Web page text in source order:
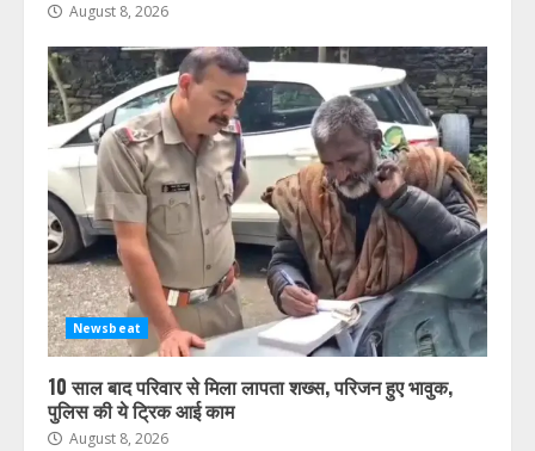
August 8, 2026
Newsbeat
10 साल बाद परिवार से मिला लापता शख्स, परिजन हुए भावुक,
पुलिस की ये ट्रिक आई काम
August 8, 2026